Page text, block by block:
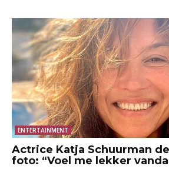
ENTERTAINMENT
Actrice Katja Schuurman
foto: “Voel me lekker